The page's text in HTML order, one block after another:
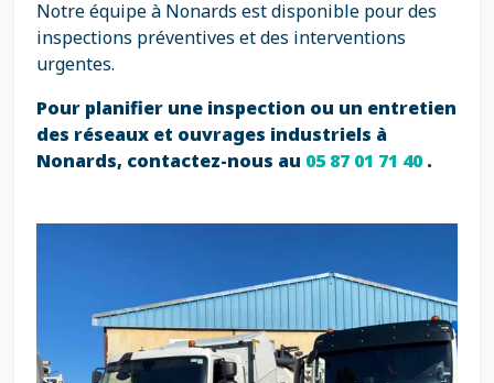
Notre équipe à Nonards est disponible pour des
inspections préventives et des interventions
urgentes.
Pour planifier une inspection ou un entretien
des réseaux et ouvrages industriels à
Nonards, contactez-nous au 05 87 01 71 40.